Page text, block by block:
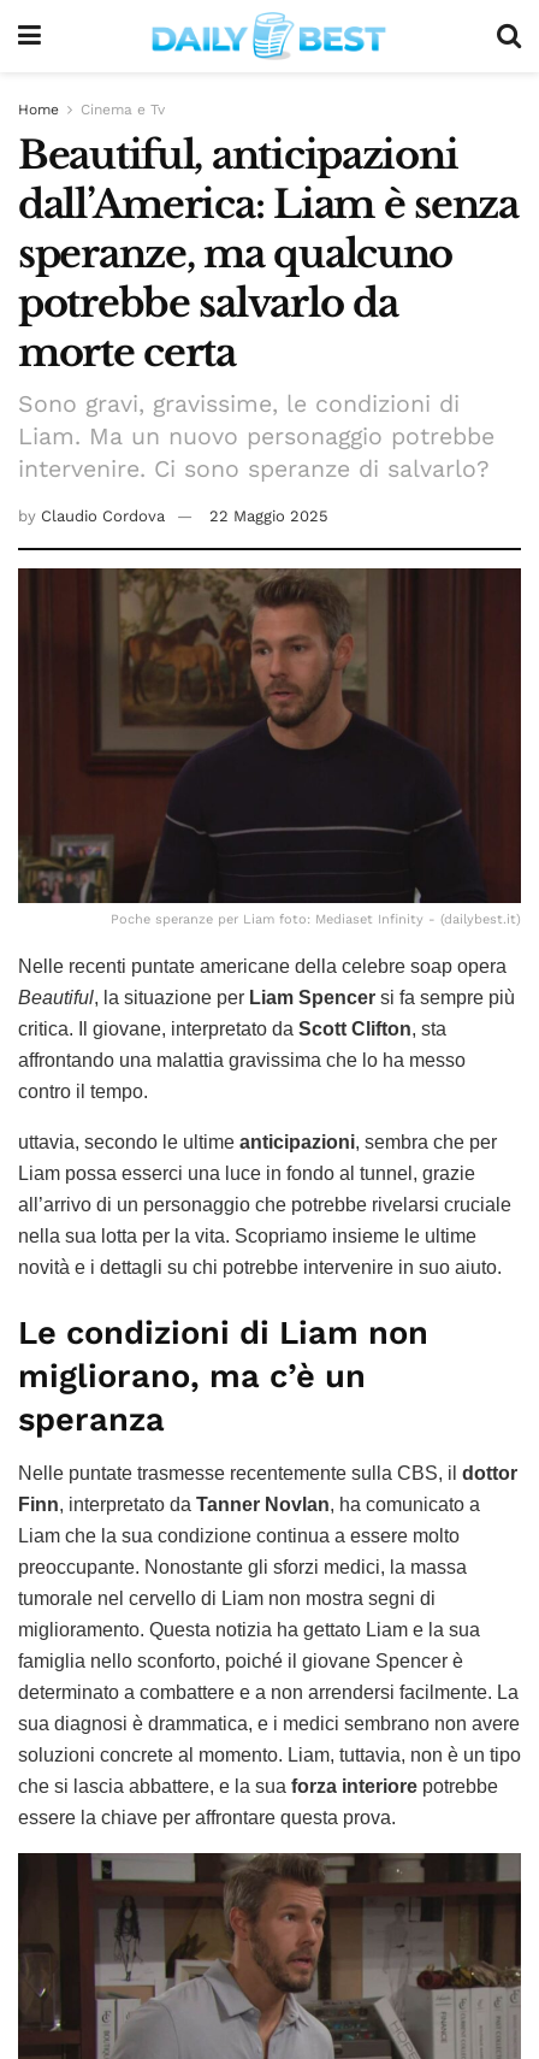
Home Cinema e Tv
Beautiful, anticipazioni
dall’America: Liam è senza
speranze, ma qualcuno
potrebbe salvarlo da
morte certa
Sono gravi, gravissime, le condizioni di
Liam. Ma un nuovo personaggio potrebbe
intervenire. Ci sono speranze di salvarlo?
by Claudio Cordova 22 Maggio 2025
Poche speranze per Liam foto: Mediaset Infinity - (dailybest.it)
Nelle recenti puntate americane della celebre soap opera
Beautiful, la situazione per Liam Spencer si fa sempre più
critica. Il giovane, interpretato da Scott Clifton, sta
affrontando una malattia gravissima che lo ha messo
contro il tempo.
uttavia, secondo le ultime anticipazioni, sembra che per
Liam possa esserci una luce in fondo al tunnel, grazie
all’arrivo di un personaggio che potrebbe rivelarsi cruciale
nella sua lotta per la vita. Scopriamo insieme le ultime
novità e i dettagli su chi potrebbe intervenire in suo aiuto.
Le condizioni di Liam non
migliorano, ma c’è un
speranza
Nelle puntate trasmesse recentemente sulla CBS, il dottor
Finn, interpretato da Tanner Novlan, ha comunicato a
Liam che la sua condizione continua a essere molto
preoccupante. Nonostante gli sforzi medici, la massa
tumorale nel cervello di Liam non mostra segni di
miglioramento. Questa notizia ha gettato Liam e la sua
famiglia nello sconforto, poiché il giovane Spencer è
determinato a combattere e a non arrendersi facilmente. La
sua diagnosi è drammatica, e i medici sembrano non avere
soluzioni concrete al momento. Liam, tuttavia, non è un tipo
che si lascia abbattere, e la sua forza interiore potrebbe
essere la chiave per affrontare questa prova.